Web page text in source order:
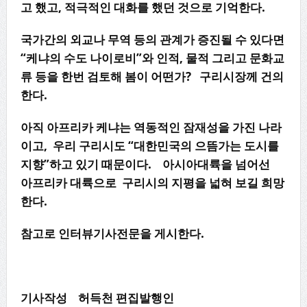
고 했고, 적극적인 대화를 했던 것으로 기억한다.
국가간의 외교나 무역 등의 관계가 증진될 수 있다면
“케냐의 수도 나이로비”와 인적, 물적 그리고 문화교
류 등을 한번 검토해 봄이 어떤가? 구리시장께 건의
한다.
아직 아프리카 케냐는 역동적인 잠재성을 가진 나라
이고, 우리 구리시도 “대한민국의 으뜸가는 도시를
지향”하고 있기 때문이다. 아시아대륙을 넘어선
아프리카 대륙으로 구리시의 지평을 넓혀 보길 희망
한다.
참고로 인터뷰기사전문을 게시한다.
기사작성 허득천 편집발행인